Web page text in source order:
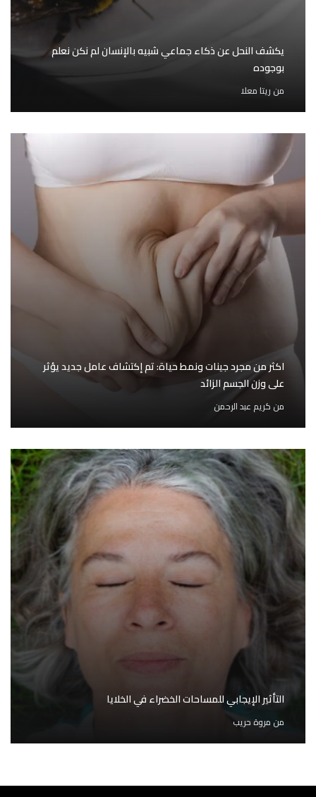
يكشف النحل عن ذكاء جماعي شبيه بالإنسان لم نكن نعلم
بوجوده
من ريتا معلا
اكثر من مجرد جينات ونمط حياة: تم إكتشاف عامل جديد يؤثر
على وزن الجسم الزائد
من كريم عبد الرحمن
التأثير الإيجابي للمساحات الخضراء في الخلايا
من مروة حريب